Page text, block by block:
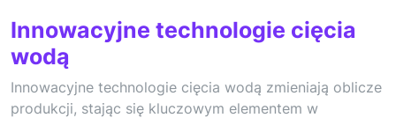
Innowacyjne technologie cięcia
wodą
Innowacyjne technologie cięcia wodą zmieniają oblicze
produkcji, stając się kluczowym elementem w